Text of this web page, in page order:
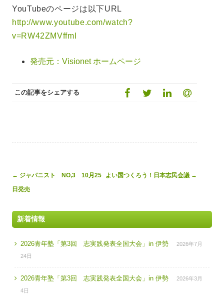
YouTubeのページは以下URL
http://www.youtube.com/watch?
v=RW42ZMVffmI
発売元：Visionet ホームページ
この記事をシェアする
Post
navigation
← ジャパニスト NO,3 10月25
日発売
よい国つくろう！日本志民会議 →
新着情報
2026青年塾「第3回 志実践発表全国大会」in 伊勢
2026年7月
24日
2026青年塾「第3回 志実践発表全国大会」in 伊勢
2026年3月
4日